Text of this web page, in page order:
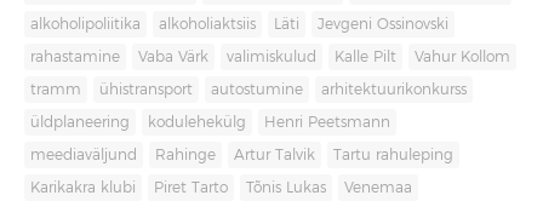
alkoholipoliitika alkoholiaktsiis Läti Jevgeni Ossinovski
rahastamine Vaba Värk valimiskulud Kalle Pilt Vahur Kollom
tramm ühistransport autostumine arhitektuurikonkurss
üldplaneering kodulehekülg Henri Peetsmann
meediaväljund Rahinge Artur Talvik Tartu rahuleping
Karikakra klubi Piret Tarto Tõnis Lukas Venemaa